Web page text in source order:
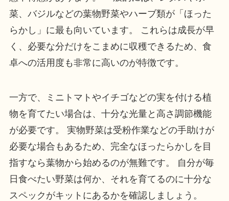
菜、バジルなどの葉物野菜やハーブ類が「ほった
らかし」に最も向いています。 これらは成長が早
く、必要な分だけをこまめに収穫できるため、食
卓への活用度も非常に高いのが特徴です。
一方で、ミニトマトやイチゴなどの実を付ける植
物を育てたい場合は、十分な光量と高さ調節機能
が必要です。 実物野菜は受粉作業などの手助けが
必要な場合もあるため、完全なほったらかしを目
指すなら葉物から始めるのが無難です。 自分が毎
日食べたい野菜は何か、それを育てるのに十分な
スペックがキットにあるかを確認しましょう。